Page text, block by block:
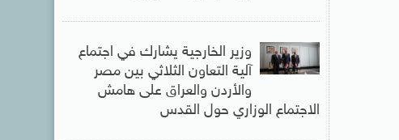
وزير الخارجية يشارك في اجتماع
آلية التعاون الثلاثي بين مصر
والأردن والعراق على هامش
الاجتماع الوزاري حول القدس